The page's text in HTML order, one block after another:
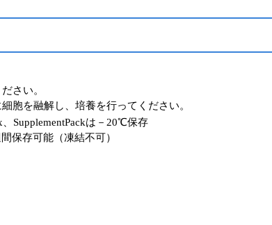
さい。
胞を融解し、培養を行ってください。
SupplementPackは－20℃保存
保存可能（凍結不可）